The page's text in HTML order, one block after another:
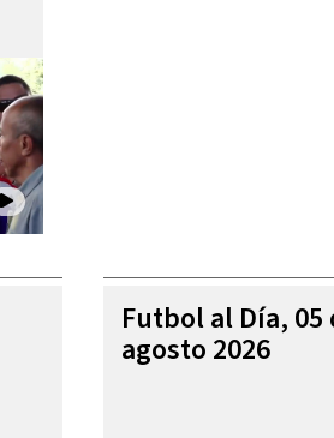
Futbol al Día, 05
agosto 2026